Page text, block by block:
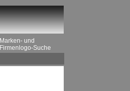
Marken- und
Firmenlogo-Suche